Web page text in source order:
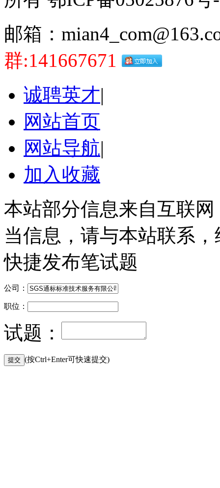
邮箱：
群:141667671
诚聘英才|
网站首页
网站导航|
加入收藏
本站部分信息来自互联
当信息，请与本站联系
快捷发布笔试题
公司：
职位：
试题：
提交 (按Ctrl+Enter可快速提交)